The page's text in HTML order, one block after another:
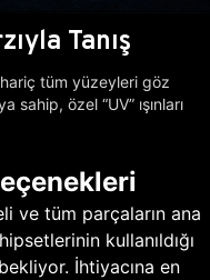
Tanış
tüm yüzeyleri göz
sahip, özel “UV” ışınları
ve tüm parçaların ana
kullanıldığı
İhtiyacına en